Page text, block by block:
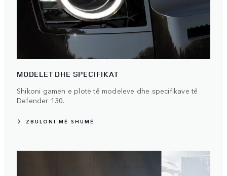
MODELET DHE SPECIFIKAT
Shikoni gamën e plotë të modeleve dhe specifikave të
Defender 130.
ZBULONI MË SHUMË